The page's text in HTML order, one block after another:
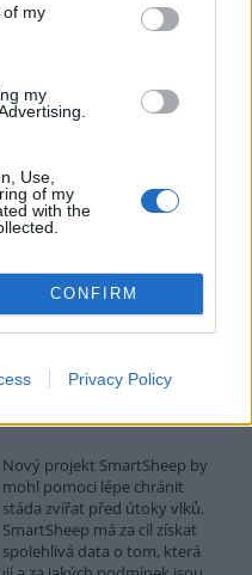
of my
my
Use,
of my
with the
CONFIRM
Privacy Policy
E-shopy očekávají vyšší
náklady na nové obaly,
které má omezit množství
ČTK to řekli zástupci e-
podle nich mohly
za balné, zvýšit by se
Z dlouhodobého hlediska
může náklady na
platit 12. srpna.
ČZU, má pomoci
Nový projekt SmartSheep by
mohl pomoci lépe chránit
stáda zvířat před útoky vlků.
SmartSheep má za cíl získat
spolehlivá data o tom, která